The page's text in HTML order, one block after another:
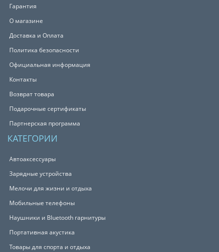
Гарантия
О магазине
Доставка и Оплата
Политика безопасности
Официальная информация
Контакты
Возврат товара
Подарочные сертификаты
Партнерская программа
КАТЕГОРИИ
Автоаксессуары
Зарядные устройства
Мелочи для жизни и отдыха
Мобильные телефоны
Наушники и Bluetooth гарнитуры
Портативная акустика
Товары для спорта и отдыха